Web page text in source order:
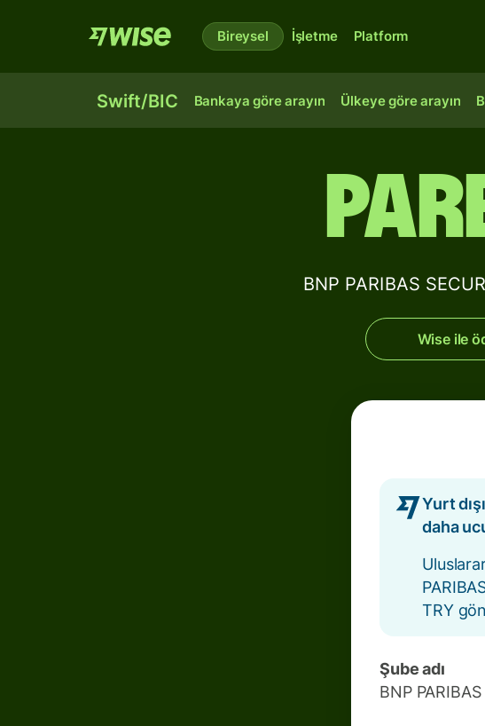
Bireysel İşletme Platform
Swift/BIC Bankaya göre arayın Ülkeye göre arayın
BNP PARIBAS
Wise ile
Yurt
daha
TRY
Şube adı
BNP